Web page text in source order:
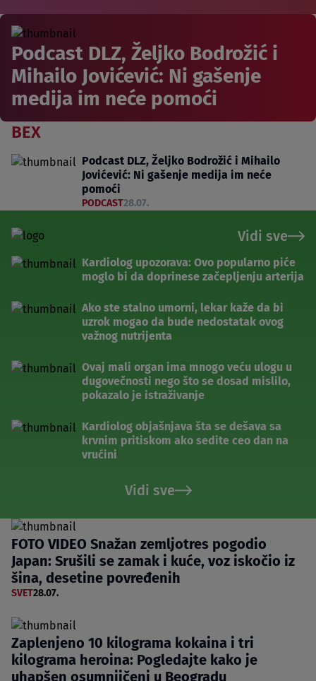
Podcast DLZ, Željko Bodrožić i
Mihailo Jovićević: Ni gašenje
medija im neće pomoći
BEX
Podcast DLZ, Željko Bodrožić i Mihailo
Jovićević: Ni gašenje medija im neće
pomoći
PODCAST28.07.
Vidi sve
Kardiolog upozorava: Ovo popularno piće
moglo bi da doprinese začepljenju arterija
Ako ste stalno umorni, lekar kaže da bi
uzrok mogao da bude nedostatak ovog
važnog nutrijenta
Ovaj mali organ ima mnogo veću ulogu u
dugovečnosti nego što se dosad mislilo,
pokazalo je istraživanje
Kardiolog objašnjava šta se dešava sa
krvnim pritiskom ako sedite ceo dan na
vrućini
Vidi sve
FOTO VIDEO Snažan zemljotres pogodio
Japan: Srušili se zamak i kuće, voz iskočio iz
šina, desetine povređenih
SVET28.07.
Zaplenjeno 10 kilograma kokaina i tri
kilograma heroina: Pogledajte kako je
uhapšen osumnjičeni u Beogradu